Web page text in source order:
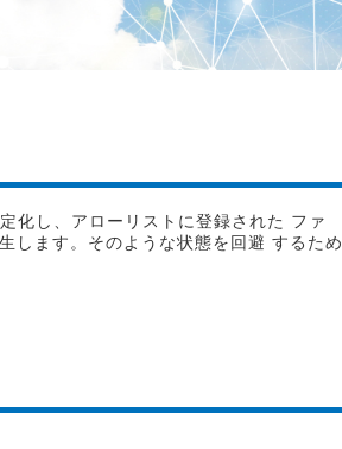
>Supermicro
>液体冷却ソリューション
>有償技術サービス
>小型PCソリューション
化し、アローリストに登録された ファ
します。そのような状態を回避 するため